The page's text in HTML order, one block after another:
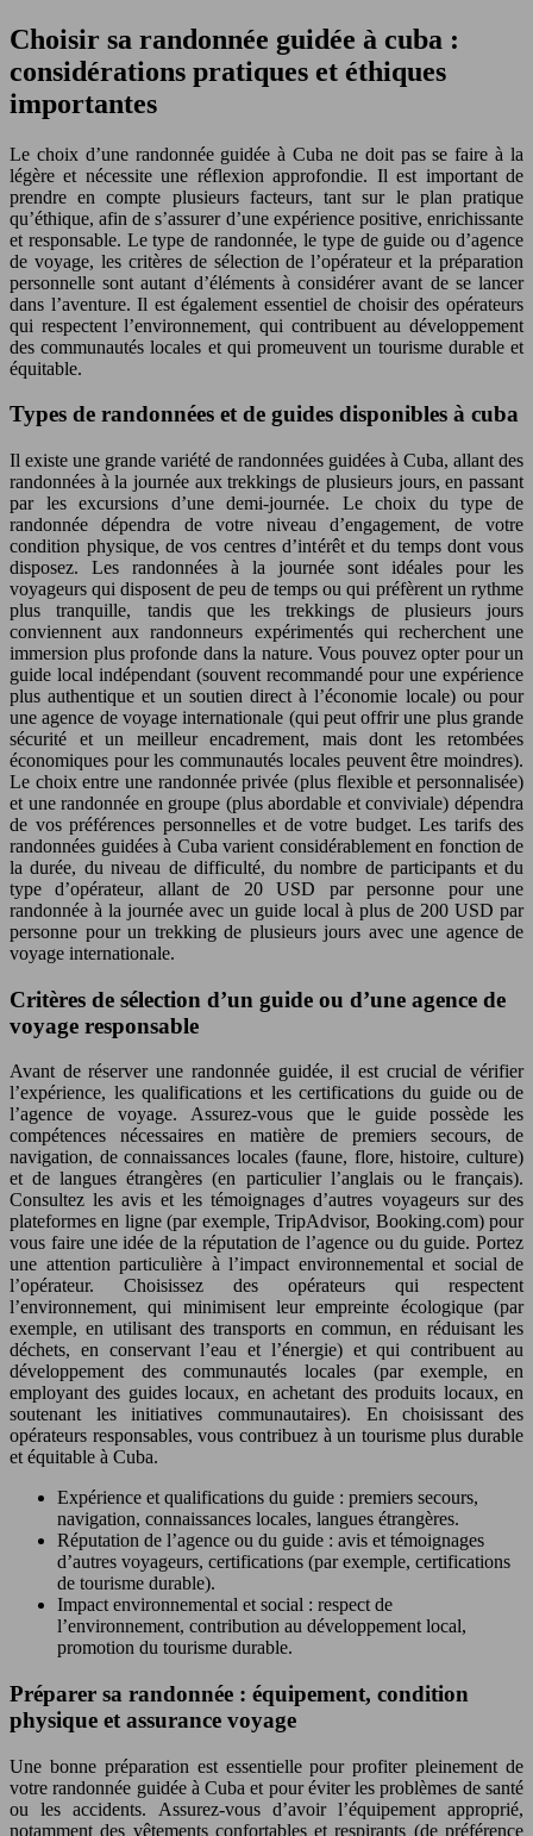
Choisir sa randonnée guidée à cuba :
considérations pratiques et éthiques
importantes
Le choix d’une randonnée guidée à Cuba ne doit pas se faire à la
légère et nécessite une réflexion approfondie. Il est important de
prendre en compte plusieurs facteurs, tant sur le plan pratique
qu’éthique, afin de s’assurer d’une expérience positive, enrichissante
et responsable. Le type de randonnée, le type de guide ou d’agence
de voyage, les critères de sélection de l’opérateur et la préparation
personnelle sont autant d’éléments à considérer avant de se lancer
dans l’aventure. Il est également essentiel de choisir des opérateurs
qui respectent l’environnement, qui contribuent au développement
des communautés locales et qui promeuvent un tourisme durable et
équitable.
Types de randonnées et de guides disponibles à cuba
Il existe une grande variété de randonnées guidées à Cuba, allant des
randonnées à la journée aux trekkings de plusieurs jours, en passant
par les excursions d’une demi-journée. Le choix du type de
randonnée dépendra de votre niveau d’engagement, de votre
condition physique, de vos centres d’intérêt et du temps dont vous
disposez. Les randonnées à la journée sont idéales pour les
voyageurs qui disposent de peu de temps ou qui préfèrent un rythme
plus tranquille, tandis que les trekkings de plusieurs jours
conviennent aux randonneurs expérimentés qui recherchent une
immersion plus profonde dans la nature. Vous pouvez opter pour un
guide local indépendant (souvent recommandé pour une expérience
plus authentique et un soutien direct à l’économie locale) ou pour
une agence de voyage internationale (qui peut offrir une plus grande
sécurité et un meilleur encadrement, mais dont les retombées
économiques pour les communautés locales peuvent être moindres).
Le choix entre une randonnée privée (plus flexible et personnalisée)
et une randonnée en groupe (plus abordable et conviviale) dépendra
de vos préférences personnelles et de votre budget. Les tarifs des
randonnées guidées à Cuba varient considérablement en fonction de
la durée, du niveau de difficulté, du nombre de participants et du
type d’opérateur, allant de 20 USD par personne pour une
randonnée à la journée avec un guide local à plus de 200 USD par
personne pour un trekking de plusieurs jours avec une agence de
voyage internationale.
Critères de sélection d’un guide ou d’une agence de
voyage responsable
Avant de réserver une randonnée guidée, il est crucial de vérifier
l’expérience, les qualifications et les certifications du guide ou de
l’agence de voyage. Assurez-vous que le guide possède les
compétences nécessaires en matière de premiers secours, de
navigation, de connaissances locales (faune, flore, histoire, culture)
et de langues étrangères (en particulier l’anglais ou le français).
Consultez les avis et les témoignages d’autres voyageurs sur des
plateformes en ligne (par exemple, TripAdvisor, Booking.com) pour
vous faire une idée de la réputation de l’agence ou du guide. Portez
une attention particulière à l’impact environnemental et social de
l’opérateur. Choisissez des opérateurs qui respectent
l’environnement, qui minimisent leur empreinte écologique (par
exemple, en utilisant des transports en commun, en réduisant les
déchets, en conservant l’eau et l’énergie) et qui contribuent au
développement des communautés locales (par exemple, en
employant des guides locaux, en achetant des produits locaux, en
soutenant les initiatives communautaires). En choisissant des
opérateurs responsables, vous contribuez à un tourisme plus durable
et équitable à Cuba.
Expérience et qualifications du guide : premiers secours,
navigation, connaissances locales, langues étrangères.
Réputation de l’agence ou du guide : avis et témoignages
d’autres voyageurs, certifications (par exemple, certifications
de tourisme durable).
Impact environnemental et social : respect de
l’environnement, contribution au développement local,
promotion du tourisme durable.
Préparer sa randonnée : équipement, condition
physique et assurance voyage
Une bonne préparation est essentielle pour profiter pleinement de
votre randonnée guidée à Cuba et pour éviter les problèmes de santé
ou les accidents. Assurez-vous d’avoir l’équipement approprié,
notamment des vêtements confortables et respirants (de préférence